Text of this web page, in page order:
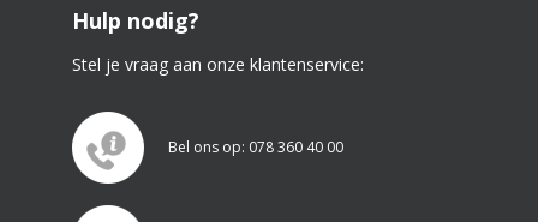
Hulp nodig?
Stel je vraag aan onze klantenservice:
Bel ons op: 078 360 40 00